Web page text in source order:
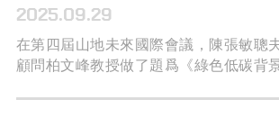
2025.09.29
在第四屆山地未來國際會議，陳張敏聰
顧問柏文峰教授做了題爲《綠色低碳背